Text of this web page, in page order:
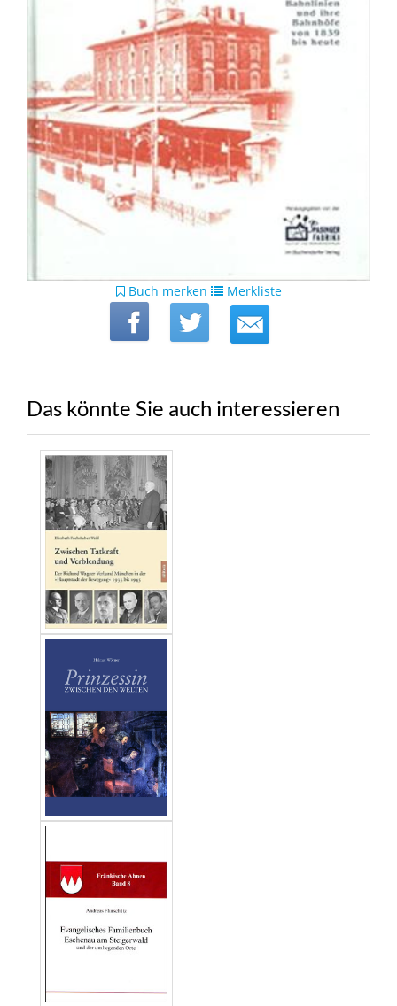
Buch merken Merkliste
Das könnte Sie auch interessieren